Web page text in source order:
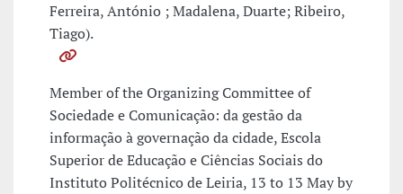
Ferreira, António ; Madalena, Duarte; Ribeiro,
Tiago).
Member of the Organizing Committee of
Sociedade e Comunicação: da gestão da
informação à governação da cidade, Escola
Superior de Educação e Ciências Sociais do
Instituto Politécnico de Leiria, 13 to 13 May by